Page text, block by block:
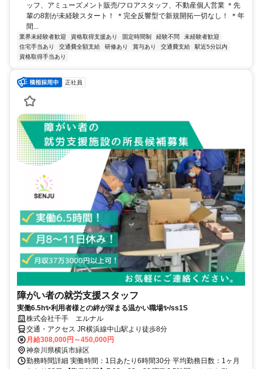
ッフ、アミューズメント販売/フロアスタッフ、不動産個人営業 ＊先
輩の8割が未経験スタート！ ＊完全反響型で新規開拓一切なし！ ＊年
間...
業界未経験者歓迎 資格取得支援あり 固定時間制 経験不問
未経験者歓迎
住宅手当あり
交通費全額支給 研修あり 賞与あり 交通費支給
駅近5分以内
資格取得手当あり
正社員
障がい者の就労支援スタッフ
実働6.5h✨利用者様との絆が深まる温かい職場✨/ss1S
株式会社千手 エルナル
交通・アクセス JR横浜線中山駅より徒歩8分
月給308,000円～450,000円
神奈川県横浜市緑区
勤務時間詳細 実働時間：1日あたり6時間30分 平均勤務日数：1ヶ月